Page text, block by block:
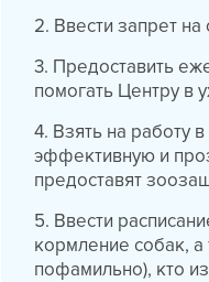
2. Ввести запрет
3. Предоставить
помогать Центру в
4. Взять на работу
эффективную и
предоставят
5. Ввести
кормление собак, а
пофамильно), кто